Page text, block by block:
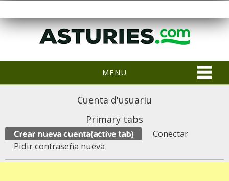
MENU
Cuenta d'usuariu
Primary tabs
Crear nueva cuenta(active tab)
Conectar
Pidir contraseña nueva